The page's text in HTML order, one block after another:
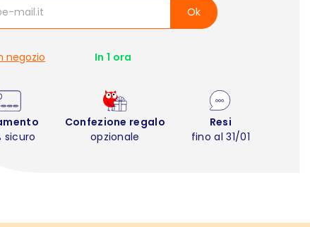
Ok
negozio In 1 ora
sicuro
Confezione regalo
opzionale
Resi
fino al 31/01